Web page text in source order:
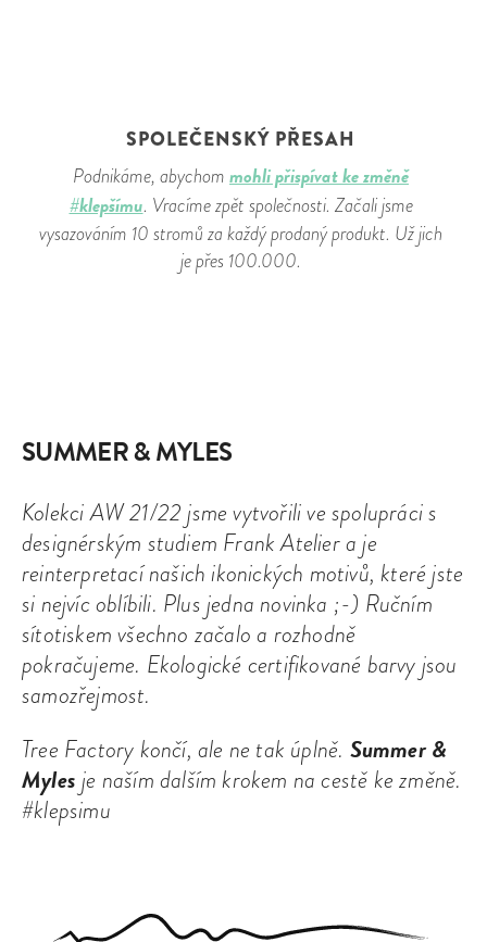
SPOLEČENSKÝ PŘESAH
Podnikáme, abychom mohli přispívat ke změně
#klepšímu. Vracíme zpět společnosti. Začali jsme
vysazováním 10 stromů za každý prodaný produkt. Už jich
je přes 100.000.
SUMMER & MYLES
Kolekci AW 21/22 jsme vytvořili ve spolupráci s
designérským studiem Frank Atelier a je
reinterpretací našich ikonických motivů, které jste
si nejvíc oblíbili. Plus jedna novinka ;-) Ručním
sítotiskem všechno začalo a rozhodně
pokračujeme. Ekologické certifikované barvy jsou
samozřejmost.
Tree Factory končí, ale ne tak úplně. Summer &
Mylesje naším dalším krokem na cestě ke změně.
#klepsimu